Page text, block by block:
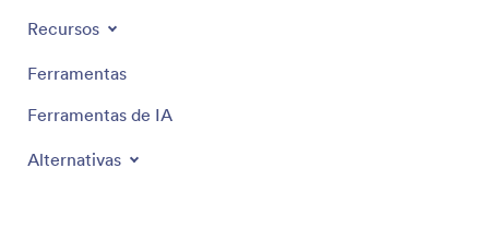
Recursos
Ferramentas
Ferramentas de IA
Alternativas